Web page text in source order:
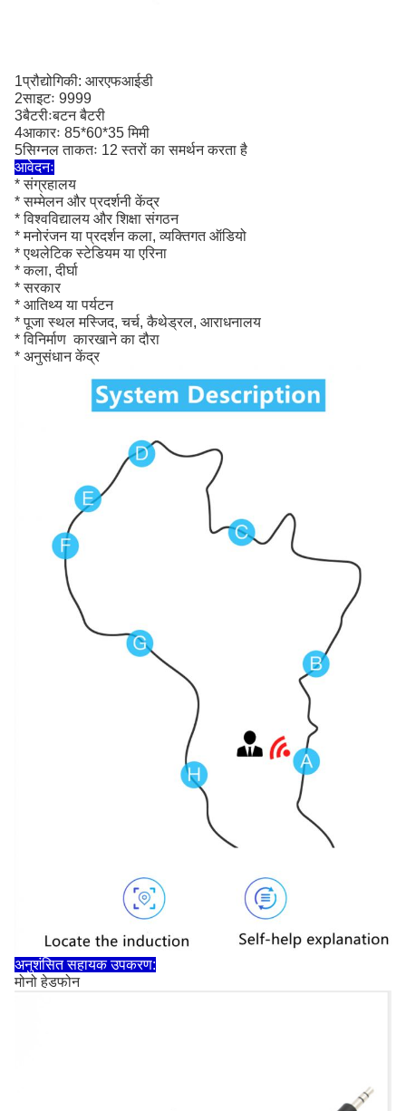
1प्रौद्योगिकी: आरएफआईडी
2साइटः 9999
3बैटरीःबटन बैटरी
4आकारः 85*60*35 मिमी
5सिग्नल ताकतः 12 स्तरों का समर्थन करता है
आवेदनः
* संग्रहालय
* सम्मेलन और प्रदर्शनी केंद्र
* विश्वविद्यालय और शिक्षा संगठन
* मनोरंजन या प्रदर्शन कला, व्यक्तिगत ऑडियो
* एथलेटिक स्टेडियम या एरिना
* कला, दीर्घा
* सरकार
* आतिथ्य या पर्यटन
* पूजा स्थल मस्जिद, चर्च, कैथेड्रल, आराधनालय
* विनिर्माण ️ कारखाने का दौरा
* अनुसंधान केंद्र
अनुशंसित सहायक उपकरण:
मोनो हेडफोन